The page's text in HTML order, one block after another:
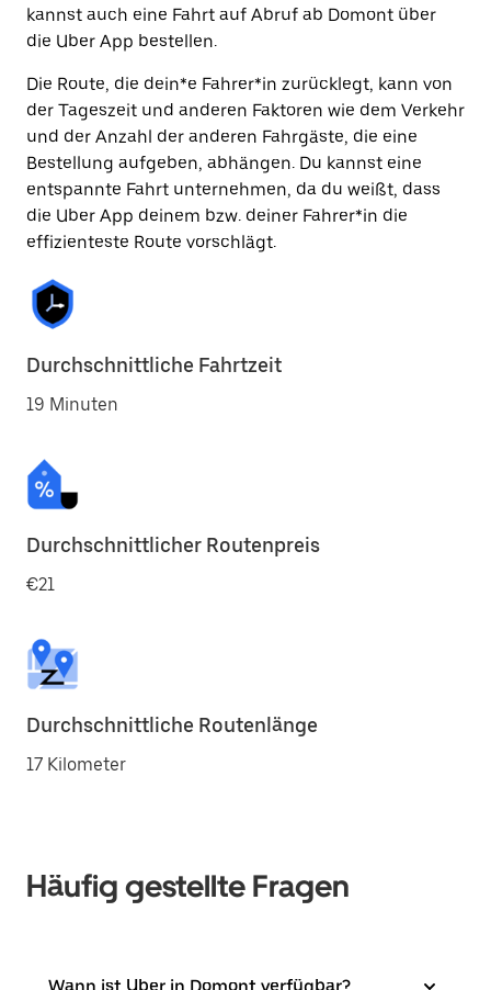
kannst auch eine Fahrt auf Abruf ab Domont über
die Uber App bestellen.
Die Route, die dein*e Fahrer*in zurücklegt, kann von
der Tageszeit und anderen Faktoren wie dem Verkehr
und der Anzahl der anderen Fahrgäste, die eine
Bestellung aufgeben, abhängen. Du kannst eine
entspannte Fahrt unternehmen, da du weißt, dass
die Uber App deinem bzw. deiner Fahrer*in die
effizienteste Route vorschlägt.
Durchschnittliche Fahrtzeit
19 Minuten
Durchschnittlicher Routenpreis
€21
Durchschnittliche Routenlänge
17 Kilometer
Häufig gestellte Fragen